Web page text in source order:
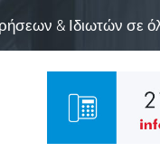
& Ιδιωτών σε